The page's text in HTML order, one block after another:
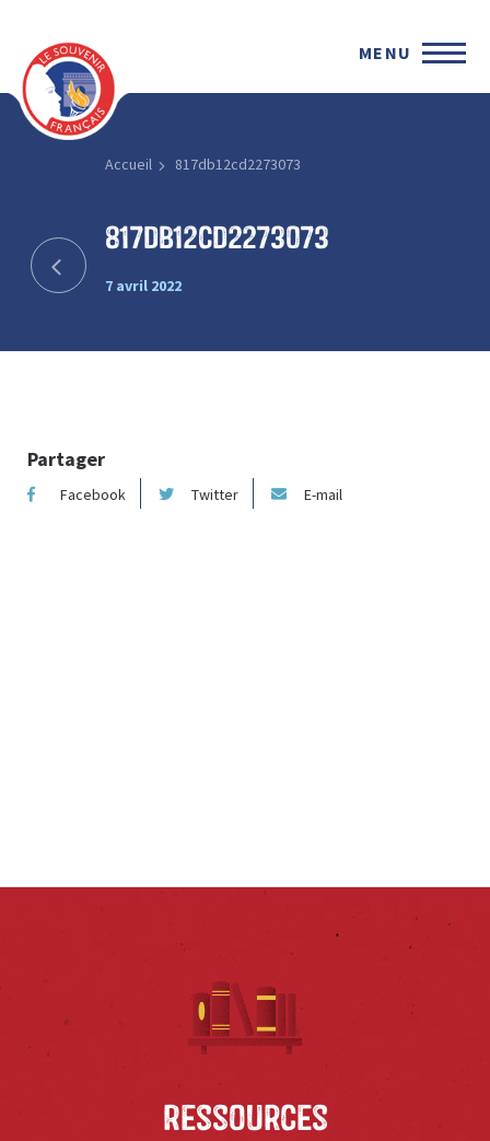
MENU
Accueil 817db12cd2273073
817db12cd2273073
7 avril 2022
Partager
Facebook Twitter E-mail
Ressources